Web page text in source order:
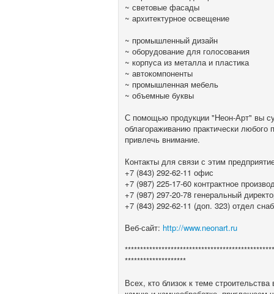
~ световые фасады
~ архитектурное освещение
~ промышленный дизайн
~ оборудование для голосования
~ корпуса из металла и пластика
~ автокомпоненты
~ промышленная мебель
~ объемные буквы
С помощью продукции "Неон-Арт" вы
облагораживанию практически любого
привлечь внимание.
Контакты для связи с этим
+7 (843) 292-62-11 офис
+7 (987) 225-17-60 контрактное
+7 (987) 297-20-78 генеральный
+7 (843) 292-62-11 (доп. 323) отдел
Веб-сайт: http://www.neonart.ru
********************
Всех, кто близок к теме